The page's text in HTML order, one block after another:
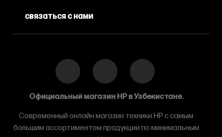
связаться с нами
Официальный магазин HP в Узбекистане.
Современный онлайн магазин техники HP с самым
большим ассортиментом продукции по минимальным